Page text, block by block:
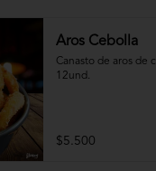
Aros Cebolla
Canasto de aros de
12und.
$5.500